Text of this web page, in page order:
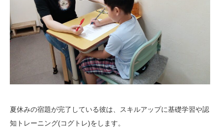
夏休みの宿題が完了している彼は、スキルアップに基礎学習や認
知トレーニング(コグトレ)をします。